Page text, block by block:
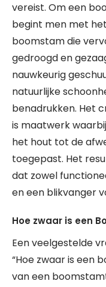
vereist. Om een
begint men met
boomstam die
gedroogd en
nauwkeurig
natuurlijke
benadrukken. Het
is maatwerk
het hout tot de
toegepast. Het
dat zowel
en een blikvanger
Hoe zwaar is een
Een veelgestelde
“Hoe zwaar is een
van een